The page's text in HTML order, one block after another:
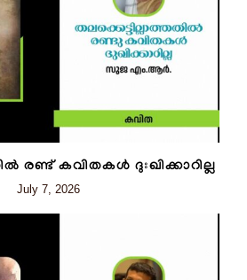
രണ്ട് കവിതകൾ ദുഃഖിക്കാറില്ല
July 7, 2026